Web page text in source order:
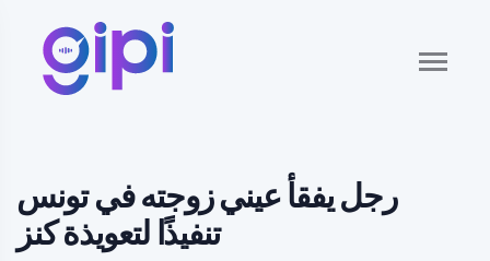
رجل يفقأ عيني زوجته في تونس
تنفيذًا لتعويذة كنز